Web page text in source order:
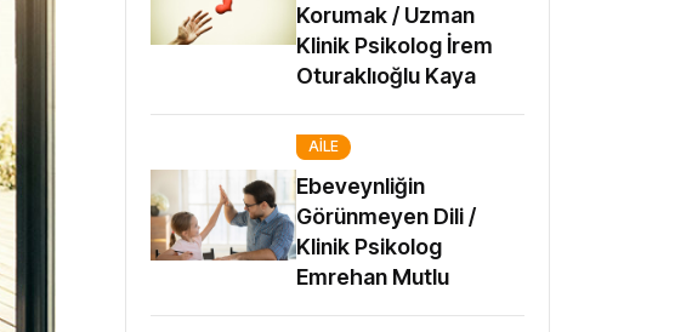
Korumak / Uzman
Klinik Psikolog İrem
Oturaklıoğlu Kaya
AILE
Ebeveynliğin
Görünmeyen Dili /
Klinik Psikolog
Emrehan Mutlu